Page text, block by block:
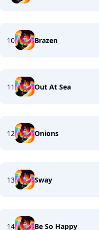
10 Brazen
11 Out At Sea
12 Onions
13 Sway
14 Be So Happy